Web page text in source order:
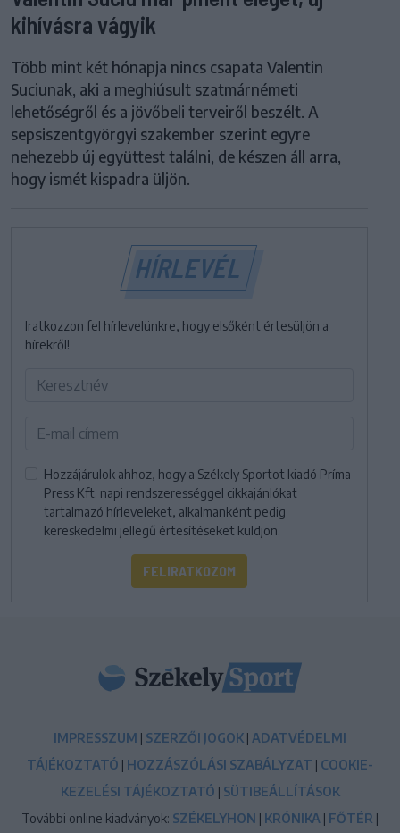
kihívásra vágyik
Több mint két hónapja nincs csapata Valentin
Suciunak, aki a meghiúsult szatmárnémeti
lehetőségről és a jövőbeli terveiről beszélt. A
sepsiszentgyörgyi szakember szerint egyre
nehezebb új együttest találni, de készen áll arra,
hogy ismét kispadra üljön.
HÍRLEVÉL
Iratkozzon fel hírlevelünkre, hogy elsőként értesüljön a
hírekről!
Hozzájárulok ahhoz, hogy a Székely Sportot kiadó Príma
Press Kft. napi rendszerességgel cikkajánlókat
tartalmazó hírleveleket, alkalmanként pedig
kereskedelmi jellegű értesítéseket küldjön.
FELIRATKOZOM
IMPRESSZUM | SZERZŐI JOGOK | ADATVÉDELMI
TÁJÉKOZTATÓ | HOZZÁSZÓLÁSI SZABÁLYZAT | COOKIE-
KEZELÉSI TÁJÉKOZTATÓ | SÜTIBEÁLLÍTÁSOK
További online kiadványok: SZÉKELYHON | KRÓNIKA | FŐTÉR |